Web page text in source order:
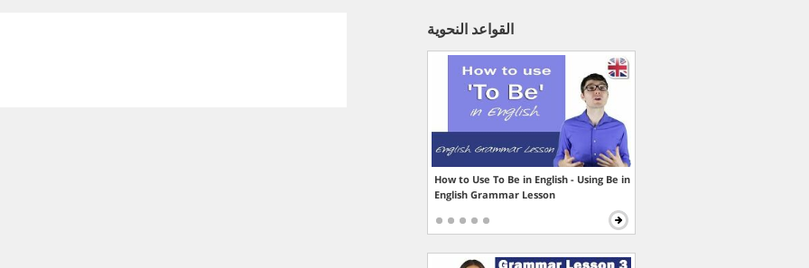
القواعد النحوية
How to Use To Be in English - Using Be in
English Grammar Lesson